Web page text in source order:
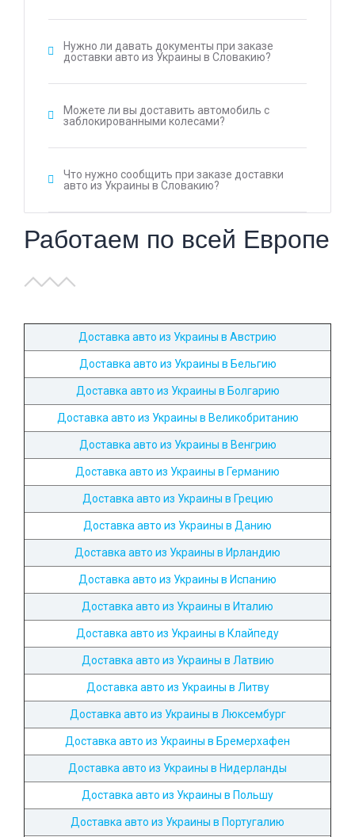
Нужно ли давать документы при заказе
доставки авто из Украины в Словакию?
Можете ли вы доставить автомобиль с
заблокированными колесами?
Что нужно сообщить при заказе доставки
авто из Украины в Словакию?
Работаем по всей Европе
Доставка авто из Украины в Австрию
Доставка авто из Украины в Бельгию
Доставка авто из Украины в Болгарию
Доставка авто из Украины в Великобританию
Доставка авто из Украины в Венгрию
Доставка авто из Украины в Германию
Доставка авто из Украины в Грецию
Доставка авто из Украины в Данию
Доставка авто из Украины в Ирландию
Доставка авто из Украины в Испанию
Доставка авто из Украины в Италию
Доставка авто из Украины в Клайпеду
Доставка авто из Украины в Латвию
Доставка авто из Украины в Литву
Доставка авто из Украины в Люксембург
Доставка авто из Украины в Бремерхафен
Доставка авто из Украины в Нидерланды
Доставка авто из Украины в Польшу
Доставка авто из Украины в Португалию